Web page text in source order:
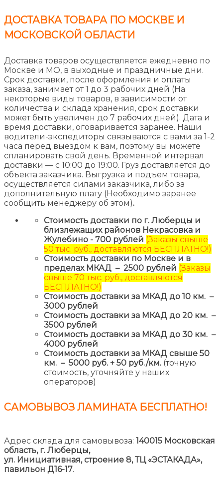
ДОСТАВКА ТОВАРА ПО МОСКВЕ И
МОСКОВСКОЙ ОБЛАСТИ
Доставка товаров осуществляется ежедневно по
Москве и МО, в выходные и праздничные дни.
Срок доставки, после оформления и оплаты
заказа, занимает от 1 до 3 рабочих дней (На
некоторые виды товаров, в зависимости от
количества и склада хранения, срок доставки
может быть увеличен до 7 рабочих дней). Дата и
время доставки, оговаривается заранее. Наши
водители-экспедиторы связываются с вами за 1-2
часа перед выездом к вам, поэтому вы можете
спланировать свой день. Временной интервал
доставки — с 10:00 до 19:00. Груз доставляется до
объекта заказчика. Выгрузка и подъем товара,
осуществляется силами заказчика, либо за
дополнительную плату (Необходимо заранее
сообщить менеджеру об этом).
Стоимость доставки по г. Люберцы и
близлежащих районов Некрасовка и
Жулебино - 700 рублей (Заказы свыше
50 тыс. руб., доставляются БЕСПЛАТНО!)
Стоимость доставки по Москве и в
пределах МКАД – 2500 рублей (Заказы
свыше 70 тыс. руб., доставляются
БЕСПЛАТНО!)
Стоимость доставки за МКАД до 10 км. –
3000 рублей
Стоимость доставки за МКАД до 20 км. –
3500 рублей
Стоимость доставки за МКАД до 30 км. –
4000 рублей
Стоимость доставки за МКАД свыше 50
км. – 5000 руб. + 50 руб./км. (точную
стоимость, уточняйте у наших
операторов)
САМОВЫВОЗ ЛАМИНАТА БЕСПЛАТНО!
Адрес склада для самовывоза: 140015 Московская
область, г. Люберцы,
ул. Инициативная, строение 8, ТЦ «ЭСТАКАДА»,
павильон Д16-17.